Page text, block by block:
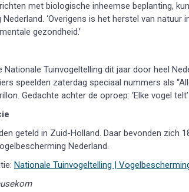
met biologische inheemse beplanting,
‘Overigens is het herstel van
gezondheid.’
Tuinvogeltelling dit jaar door heel
speelden zaterdag speciaal nummers als
Gedachte achter de oproep: ‘Elke vogel
geteld in Zuid-Holland. Daar bevonden zich
Nederland.
Nationale Tuinvogeltelling |